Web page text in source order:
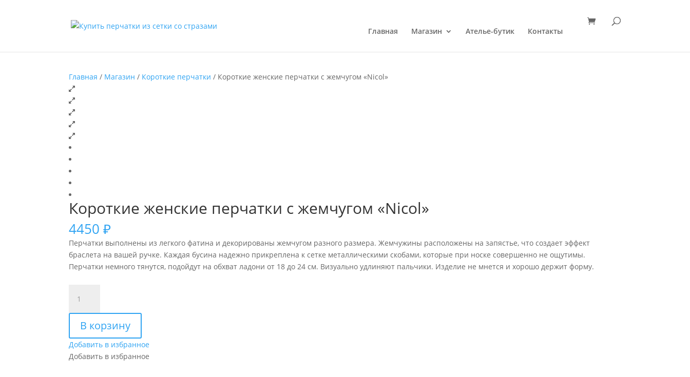
Главная Магазин Ателье-бутик Контакты
Главная / Магазин / Короткие перчатки / Короткие женские перчатки с жемчугом «Nicol»
Короткие женские перчатки с жемчугом «Nicol»
4450₽
Перчатки выполнены из легкого фатина и декорированы жемчугом разного размера. Жемчужины расположены на запястье, что создает эффект
браслета на вашей ручке. Каждая бусина надежно прикреплена к сетке металлическими скобами, которые при носке совершенно не ощутимы.
Перчатки немного тянутся, подойдут на обхват ладони от 18 до 24 см. Визуально удлиняют пальчики. Изделие не мнется и хорошо держит форму.
товара
Короткие
женские
перчатки
с
жемчугом
В корзину
Добавить в избранное
Добавить в избранное